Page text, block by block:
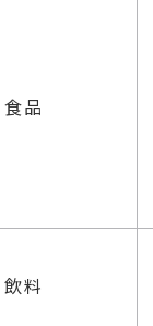
食品
飲料